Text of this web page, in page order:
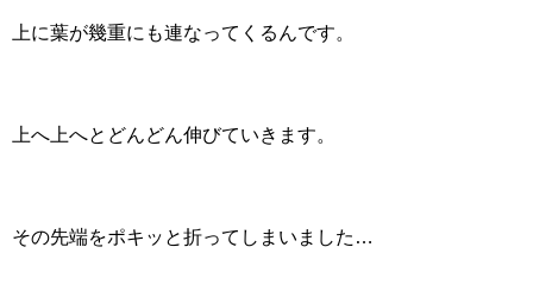
上に葉が幾重にも連なってくるんです。
上へ上へとどんどん伸びていきます。
その先端をポキッと折ってしまいました…